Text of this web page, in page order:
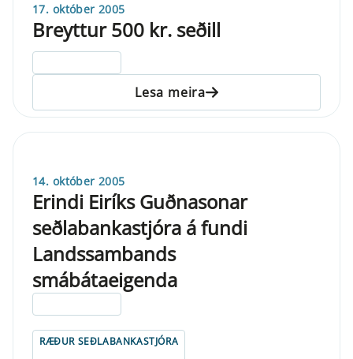
17. október 2005
Breyttur 500 kr. seðill
Lesa meira
14. október 2005
Erindi Eiríks Guðnasonar
seðlabankastjóra á fundi
Landssambands
smábátaeigenda
RÆÐUR SEÐLABANKASTJÓRA